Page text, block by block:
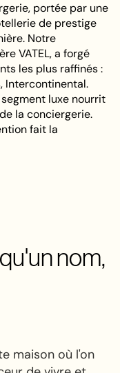
portée par une
de prestige
Notre
VATEL, a forgé
les plus raffinés :
Intercontinental.
luxe nourrit
la conciergerie.
fait la
nom,
maison où l'on